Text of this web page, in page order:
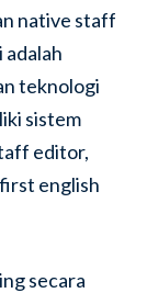
native staff
adalah
teknologi
sistem
editor,
english
secara